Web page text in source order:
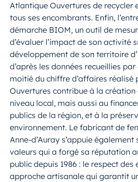
Atlantique Ouvertures de recycler
tous ses encombrants. Enfin,
démarche BIOM, un outil de
d’évaluer l’impact de son activité
développement de son territoire
d’après les données recueillies
moitié du chiffre d’affaires réalisé
Ouvertures contribue à la création
niveau local, mais aussi au
publics de la région, et à la
environnement. Le fabricant de
Anne-d’Auray s’appuie également
valeurs qui a forgé sa réputation
public depuis 1986 : le respect des
approche artisanale qui garantit